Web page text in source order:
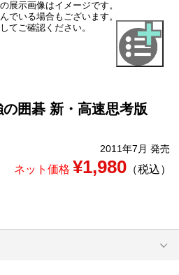
展示画像はイメージです。
でいる場合もございます。
てご確認ください。
囲碁 新・高速思考版
2011年7月 発売
ネット価格 ¥1,980（税込）